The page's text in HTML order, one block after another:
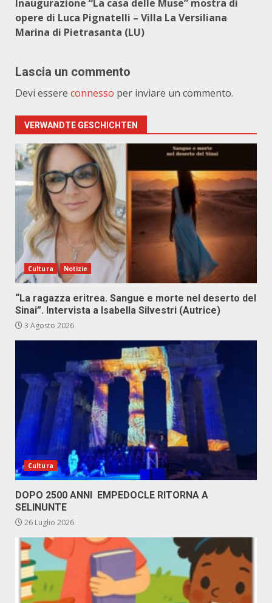
Inaugurazione “La casa delle Muse” mostra di
opere di Luca Pignatelli – Villa La Versiliana
Marina di Pietrasanta (LU)
Lascia un commento
Devi essere connesso per inviare un commento.
VERWANDTE GESCHICHTEN
Cultura Notizie
“La ragazza eritrea. Sangue e morte nel deserto del
Sinai”. Intervista a Isabella Silvestri (Autrice)
3 Agosto 2026
Cultura
DOPO 2500 ANNI EMPEDOCLE RITORNA A
SELINUNTE
26 Luglio 2026